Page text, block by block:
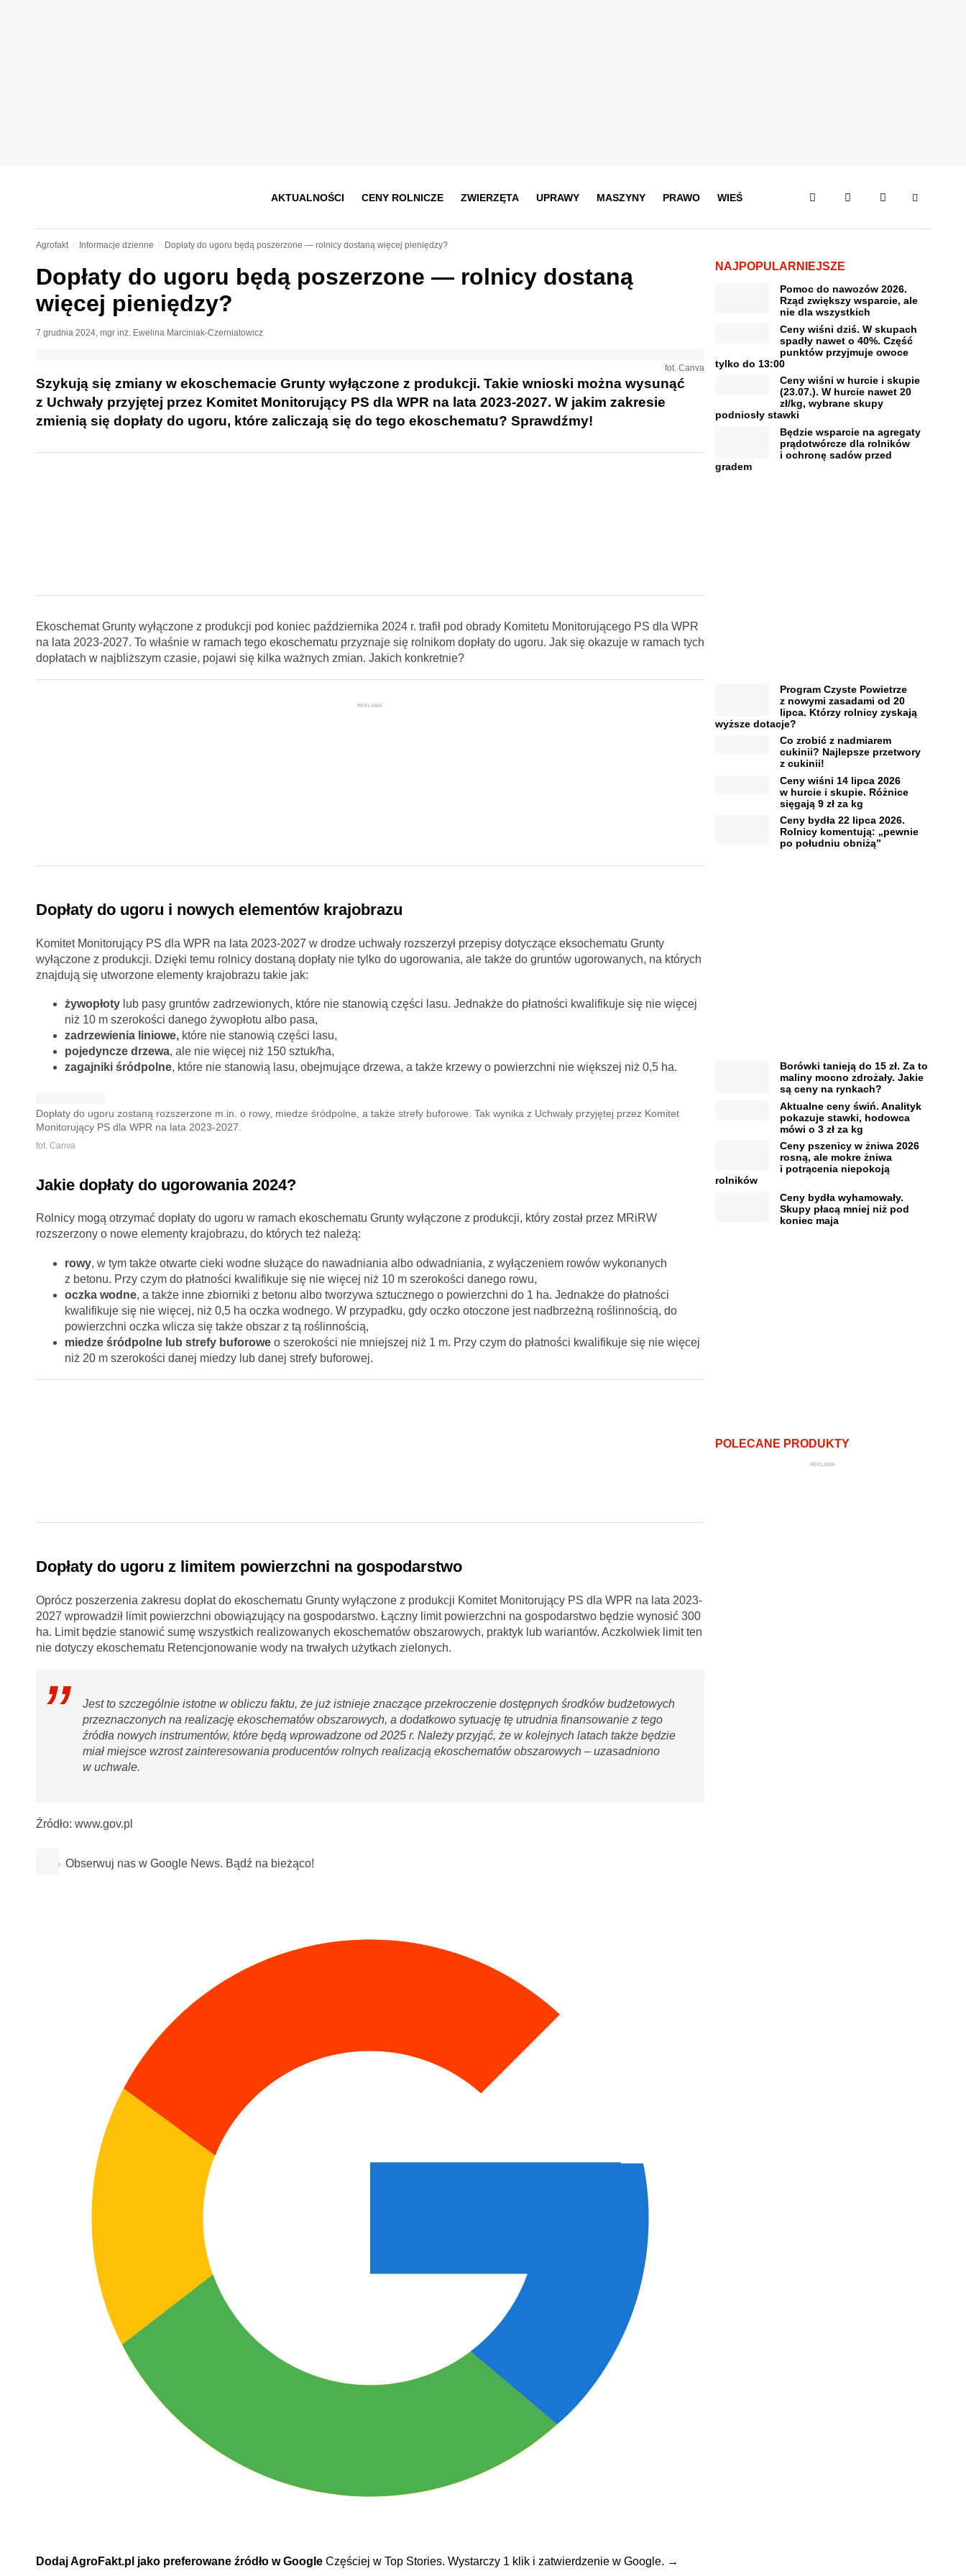
AKTUALNOŚCI CENY ROLNICZE ZWIERZĘTA UPRAWY MASZYNY PRAWO WIEŚ
Agrofakt Informacje dzienne Dopłaty do ugoru będą poszerzone — rolnicy dostaną więcej pieniędzy?
Dopłaty do ugoru będą poszerzone — rolnicy dostaną
więcej pieniędzy?
7 grudnia 2024, mgr inż. Ewelina Marciniak-Czerniatowicz
fot. Canva
Szykują się zmiany w ekoschemacie Grunty wyłączone z produkcji. Takie wnioski można wysunąć
z Uchwały przyjętej przez Komitet Monitorujący PS dla WPR na lata 2023-2027. W jakim zakresie
zmienią się dopłaty do ugoru, które zaliczają się do tego ekoschematu? Sprawdźmy!
Ekoschemat Grunty wyłączone z produkcji pod koniec października 2024 r. trafił pod obrady Komitetu Monitorującego PS dla WPR
na lata 2023-2027. To właśnie w ramach tego ekoschematu przyznaje się rolnikom dopłaty do ugoru. Jak się okazuje w ramach tych
dopłatach w najbliższym czasie, pojawi się kilka ważnych zmian. Jakich konkretnie?
REKLAMA
Dopłaty do ugoru i nowych elementów krajobrazu
Komitet Monitorujący PS dla WPR na lata 2023-2027 w drodze uchwały rozszerzył przepisy dotyczące eksochematu Grunty
wyłączone z produkcji. Dzięki temu rolnicy dostaną dopłaty nie tylko do ugorowania, ale także do gruntów ugorowanych, na których
znajdują się utworzone elementy krajobrazu takie jak:
żywopłotylub pasy gruntów zadrzewionych, które nie stanowią części lasu. Jednakże do płatności kwalifikuje się nie więcej
niż 10 m szerokości danego żywopłotu albo pasa,
zadrzewienia liniowe, które nie stanowią części lasu,
pojedyncze drzewa, ale nie więcej niż 150 sztuk/ha,
zagajniki śródpolne, które nie stanowią lasu, obejmujące drzewa, a także krzewy o powierzchni nie większej niż 0,5 ha.
Dopłaty do ugoru zostaną rozszerzone m.in. o rowy, miedze śródpolne, a także strefy buforowe. Tak wynika z Uchwały przyjętej przez Komitet
Monitorujący PS dla WPR na lata 2023-2027.
fot. Canva
Jakie dopłaty do ugorowania 2024?
Rolnicy mogą otrzymać dopłaty do ugoru w ramach ekoschematu Grunty wyłączone z produkcji, który został przez MRiRW
rozszerzony o nowe elementy krajobrazu, do których też należą:
rowy, w tym także otwarte cieki wodne służące do nawadniania albo odwadniania, z wyłączeniem rowów wykonanych
z betonu. Przy czym do płatności kwalifikuje się nie więcej niż 10 m szerokości danego rowu,
oczka wodne, a także inne zbiorniki z betonu albo tworzywa sztucznego o powierzchni do 1 ha. Jednakże do płatności
kwalifikuje się nie więcej, niż 0,5 ha oczka wodnego. W przypadku, gdy oczko otoczone jest nadbrzeżną roślinnością, do
powierzchni oczka wlicza się także obszar z tą roślinnością,
miedze śródpolne lub strefy buforoweo szerokości nie mniejszej niż 1 m. Przy czym do płatności kwalifikuje się nie więcej
niż 20 m szerokości danej miedzy lub danej strefy buforowej.
Dopłaty do ugoru z limitem powierzchni na gospodarstwo
Oprócz poszerzenia zakresu dopłat do ekoschematu Grunty wyłączone z produkcji Komitet Monitorujący PS dla WPR na lata 2023-
2027 wprowadził limit powierzchni obowiązujący na gospodarstwo. Łączny limit powierzchni na gospodarstwo będzie wynosić 300
ha. Limit będzie stanowić sumę wszystkich realizowanych ekoschematów obszarowych, praktyk lub wariantów. Aczkolwiek limit ten
nie dotyczy ekoschematu Retencjonowanie wody na trwałych użytkach zielonych.
Jest to szczególnie istotne w obliczu faktu, że już istnieje znaczące przekroczenie dostępnych środków budżetowych
przeznaczonych na realizację ekoschematów obszarowych, a dodatkowo sytuację tę utrudnia finansowanie z tego
źródła nowych instrumentów, które będą wprowadzone od 2025 r. Należy przyjąć, że w kolejnych latach także będzie
miał miejsce wzrost zainteresowania producentów rolnych realizacją ekoschematów obszarowych – uzasadniono
w uchwale.
Źródło: www.gov.pl
Obserwuj nas w Google News. Bądź na bieżąco!
Dodaj AgroFakt.pl jako preferowane źródło w Google Częściej w Top Stories. Wystarczy 1 klik i zatwierdzenie w Google. →
NAJPOPULARNIEJSZE
Pomoc do nawozów 2026.
Rząd zwiększy wsparcie, ale
nie dla wszystkich
Ceny wiśni dziś. W skupach
spadły nawet o 40%. Część
punktów przyjmuje owoce
tylko do 13:00
Ceny wiśni w hurcie i skupie
(23.07.). W hurcie nawet 20
zł/kg, wybrane skupy
podniosły stawki
Będzie wsparcie na agregaty
prądotwórcze dla rolników
i ochronę sadów przed
gradem
Program Czyste Powietrze
z nowymi zasadami od 20
lipca. Którzy rolnicy zyskają
wyższe dotacje?
Co zrobić z nadmiarem
cukinii? Najlepsze przetwory
z cukinii!
Ceny wiśni 14 lipca 2026
w hurcie i skupie. Różnice
sięgają 9 zł za kg
Ceny bydła 22 lipca 2026.
Rolnicy komentują: „pewnie
po południu obniżą”
Borówki tanieją do 15 zł. Za to
maliny mocno zdrożały. Jakie
są ceny na rynkach?
Aktualne ceny świń. Analityk
pokazuje stawki, hodowca
mówi o 3 zł za kg
Ceny pszenicy w żniwa 2026
rosną, ale mokre żniwa
i potrącenia niepokoją
rolników
Ceny bydła wyhamowały.
Skupy płacą mniej niż pod
koniec maja
POLECANE PRODUKTY
REKLAMA